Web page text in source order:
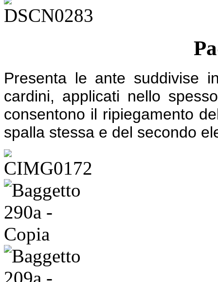
Presenta le ante suddivise
cardini, applicati nello
consentono il ripiegamento
spalla stessa e del secondo